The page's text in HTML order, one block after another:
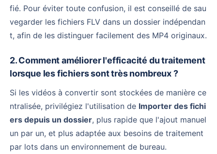
fié. Pour éviter toute confusion, il est conseillé de sau
vegarder les fichiers FLV dans un dossier indépendan
t, afin de les distinguer facilement des MP4 originaux.
2. Comment améliorer l'efficacité du traitement
lorsque les fichiers sont très nombreux ?
Si les vidéos à convertir sont stockées de manière ce
ntralisée, privilégiez l'utilisation de Importer des fichi
ers depuis un dossier, plus rapide que l'ajout manuel
un par un, et plus adaptée aux besoins de traitement
par lots dans un environnement de bureau.